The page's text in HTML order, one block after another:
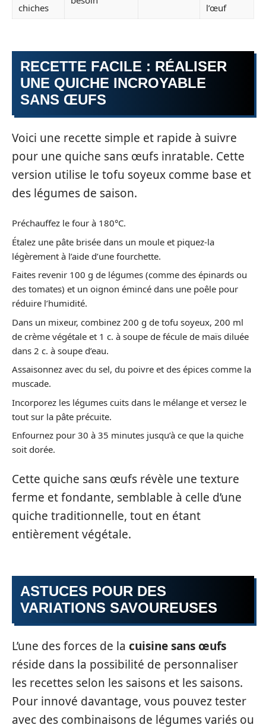
chiches l’œuf
RECETTE FACILE : RÉALISER
UNE QUICHE INCROYABLE
SANS ŒUFS
Voici une recette simple et rapide à suivre
pour une quiche sans œufs inratable. Cette
version utilise le tofu soyeux comme base et
des légumes de saison.
Préchauffez le four à 180°C.
Étalez une pâte brisée dans un moule et piquez-la
légèrement à l’aide d’une fourchette.
Faites revenir 100 g de légumes (comme des épinards ou
des tomates) et un oignon émincé dans une poêle pour
réduire l’humidité.
Dans un mixeur, combinez 200 g de tofu soyeux, 200 ml
de crème végétale et 1 c. à soupe de fécule de maïs diluée
dans 2 c. à soupe d’eau.
Assaisonnez avec du sel, du poivre et des épices comme la
muscade.
Incorporez les légumes cuits dans le mélange et versez le
tout sur la pâte précuite.
Enfournez pour 30 à 35 minutes jusqu’à ce que la quiche
soit dorée.
Cette quiche sans œufs révèle une texture
ferme et fondante, semblable à celle d’une
quiche traditionnelle, tout en étant
entièrement végétale.
ASTUCES POUR DES
VARIATIONS SAVOUREUSES
L’une des forces de la cuisine sans œufs
réside dans la possibilité de personnaliser
les recettes selon les saisons et les saisons.
Pour innové davantage, vous pouvez tester
avec des combinaisons de légumes variés ou